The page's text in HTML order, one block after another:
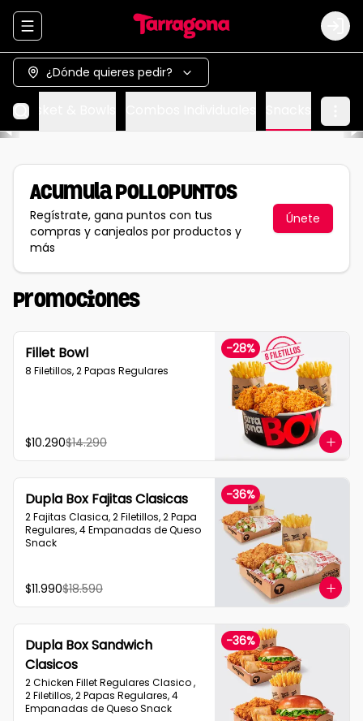
Abrir menu de navegación Login
¿Dónde quieres pedir?
Basket & Bowls
AcumulaPOLLOPUNTOS
Regístrate, gana puntos con tus
compras y canjealos por productos y
más
Únete
Promociones
-28%
Fillet Bowl
8 Filetillos, 2 Papas Regulares
$10.290$14.290
-36%
Dupla Box Fajitas Clasicas
2 Fajitas Clasica, 2 Filetillos, 2 Papa
Regulares, 4 Empanadas de Queso
Snack
$11.990$18.590
-36%
Dupla Box Sandwich
Clasicos
2 Chicken Fillet Regulares Clasico ,
2 Filetillos, 2 Papas Regulares, 4
Empanadas de Queso Snack